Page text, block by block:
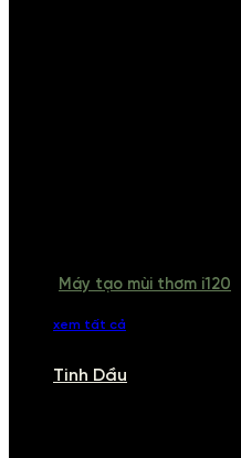
Máy tạo mùi thơm i120
xem tất cả
Tinh Dầu